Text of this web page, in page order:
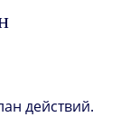
действий.